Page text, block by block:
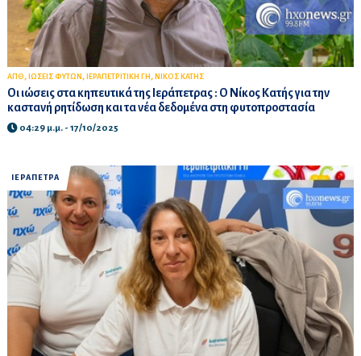
ΑΠΘ, ΙΩΣΕΙΣ ΦΥΤΩΝ , ΙΕΡΑΠΕΤΡΙΤΙΚΗ ΓΗ , ΝΙΚΟΣ ΚΑΤΗΣ
Οι ιώσεις στα κηπευτικά της Ιεράπετρας : Ο Νίκος Κατής για την
καστανή ρητίδωση και τα νέα δεδομένα στη φυτοπροστασία
04:29 μ.μ. - 17/10/2025
ΙΕΡΑΠΕΤΡΑ